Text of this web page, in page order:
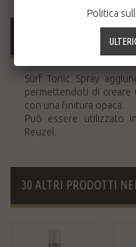
MAGGIORI
Surf Tonic Spray
permettendoti di creare
con una finitura opaca.
Può essere utilizzato
Reuzel.
30 ALTRI PRODOTTI
Politica